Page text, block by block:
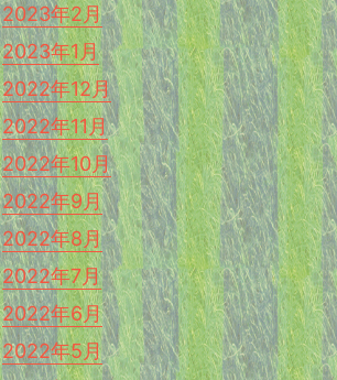
2023年2月
2023年1月
2022年12月
2022年11月
2022年10月
2022年9月
2022年8月
2022年7月
2022年6月
2022年5月